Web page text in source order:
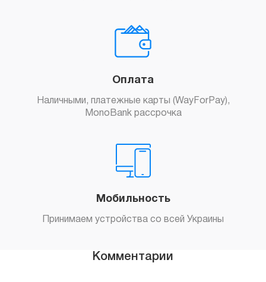
Оплата
Наличными, платежные карты (WayForPay),
MonoBank рассрочка
Мобильность
Принимаем устройства со всей Украины
Комментарии